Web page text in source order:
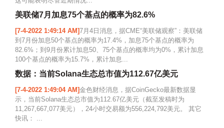
美联储7月加息75个基点的概率为82.6%
[7-4-2022 1:49:14 AM]7月4日消息，据CME“美联储观察”：美联储
到7月份加息50个基点的概率为17.4%，加息75个基点的概率为
82.6%；到9月份累计加息50、75个基点的概率均为0%，累计加息
100个基点的概率为15.7%，累计加息...
数据：当前Solana生态总市值为112.67亿美元
[7-4-2022 1:49:04 AM]金色财经消息，据CoinGecko最新数据显
示，当前Solana生态总市值为112.67亿美元（截至发稿时为
11,267,667,077美元），24小时交易额为556,224,792美元。 其它
快讯： ...